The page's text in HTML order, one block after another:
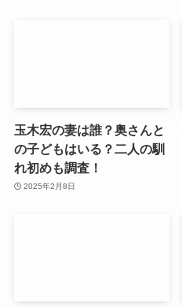
玉木宏の妻は誰？奥さんと
の子どもはいる？二人の馴
れ初めも調査！
2025年2月8日